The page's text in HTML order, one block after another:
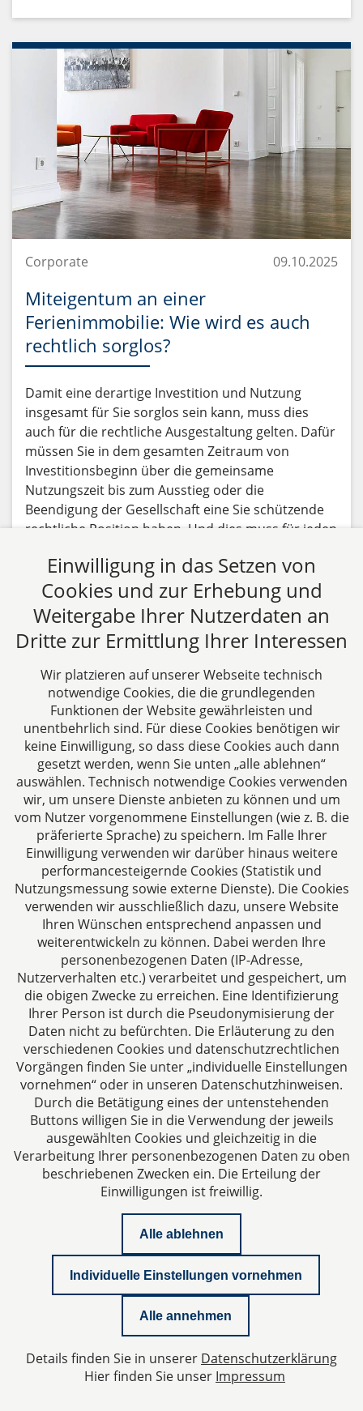
Corporate 09.10.2025
Miteigentum an einer
Ferienimmobilie: Wie wird es auch
rechtlich sorglos?
Damit eine derartige Investition und Nutzung
insgesamt für Sie sorglos sein kann, muss dies
auch für die rechtliche Ausgestaltung gelten. Dafür
müssen Sie in dem gesamten Zeitraum von
Investitionsbeginn über die gemeinsame
Nutzungszeit bis zum Ausstieg oder die
Beendigung der Gesellschaft eine Sie schützende
rechtliche Position haben. Und dies muss für jeden
gelten.
Beitrag lesen
Alle Fachbeiträge anzeigen
CTC LEGAL
Aachen
Jülicher Straße 215
52070 Aachen
Deutschland
Tel: +49 241 94621-0
Fax: +49 241 94621-111
E-Mail:kanzlei@dhk-law.com
Über uns
Ihre Ansprechpartner für Fragen rund um
Gesellschaftsrecht, Steuergestaltung und
Vertragsrecht.
Impressum
Datenschutzerklärung
Whitepaper Geschäftsführerhaftung
Datenschutzeinstellungen
Einwilligung in das Setzen von
Cookies und zur Erhebung und
Weitergabe Ihrer Nutzerdaten an
Dritte zur Ermittlung Ihrer Interessen
Wir platzieren auf unserer Webseite technisch
notwendige Cookies, die die grundlegenden
Funktionen der Website gewährleisten und
unentbehrlich sind. Für diese Cookies benötigen wir
keine Einwilligung, so dass diese Cookies auch dann
gesetzt werden, wenn Sie unten „alle ablehnen“
auswählen. Technisch notwendige Cookies verwenden
wir, um unsere Dienste anbieten zu können und um
vom Nutzer vorgenommene Einstellungen (wie z. B. die
präferierte Sprache) zu speichern. Im Falle Ihrer
Einwilligung verwenden wir darüber hinaus weitere
performancesteigernde Cookies (Statistik und
Nutzungsmessung sowie externe Dienste). Die Cookies
verwenden wir ausschließlich dazu, unsere Website
Ihren Wünschen entsprechend anpassen und
weiterentwickeln zu können. Dabei werden Ihre
personenbezogenen Daten (IP-Adresse,
Nutzerverhalten etc.) verarbeitet und gespeichert, um
die obigen Zwecke zu erreichen. Eine Identifizierung
Ihrer Person ist durch die Pseudonymisierung der
Daten nicht zu befürchten. Die Erläuterung zu den
verschiedenen Cookies und datenschutzrechtlichen
Vorgängen finden Sie unter „individuelle Einstellungen
vornehmen“ oder in unseren Datenschutzhinweisen.
Durch die Betätigung eines der untenstehenden
Buttons willigen Sie in die Verwendung der jeweils
ausgewählten Cookies und gleichzeitig in die
Verarbeitung Ihrer personenbezogenen Daten zu oben
beschriebenen Zwecken ein. Die Erteilung der
Einwilligungen ist freiwillig.
Alle ablehnen
Individuelle Einstellungen vornehmen
Alle annehmen
Details finden Sie in unserer Datenschutzerklärung
Hier finden Sie unser Impressum